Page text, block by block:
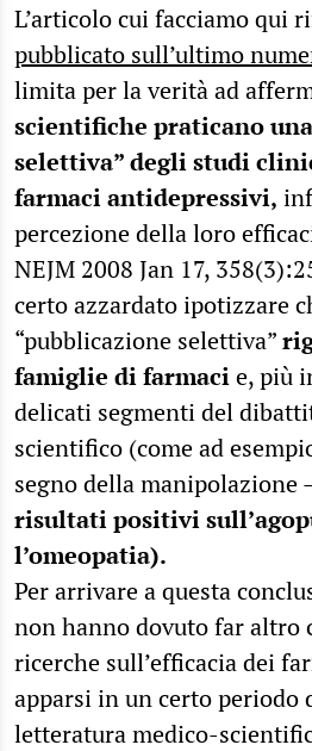
L’articolo cui facciamo qui
pubblicato sull’ultimo
limita per la verità ad
scientifiche praticano
selettiva” degli studi
farmaci antidepressivi,
percezione della loro
NEJM 2008 Jan 17,
certo azzardato ipotizzare
“pubblicazione selettiva”
famiglie di farmacie, più
delicati segmenti del
scientifico (come ad
segno della manipolazione
risultati positivi
l’omeopatia).
Per arrivare a questa
non hanno dovuto far altro
ricerche sull’efficacia dei
apparsi in un certo periodo
letteratura medico-